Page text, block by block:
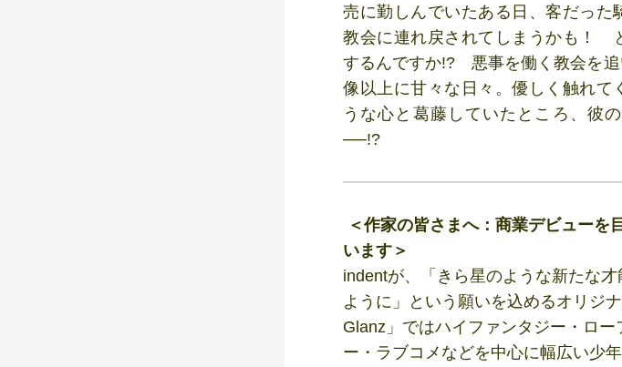
売に勤しんでいたある日、客だった
教会に連れ戻されてしまうかも！
するんですか!? 悪事を働く教会を
像以上に甘々な日々。優しく触れて
うな心と葛藤していたところ、彼
──!?
＜作家の皆さまへ：商業デビューを
います＞
indentが、「きら星のような新たな
ように」という願いを込めるオリジ
Glanz」ではハイファンタジー・ロ
ー・ラブコメなどを中心に幅広い少